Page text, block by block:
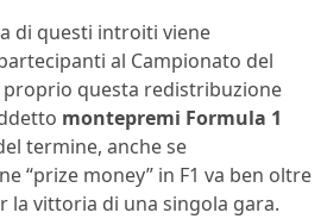
di questi introiti viene
al Campionato del
questa redistribuzione
montepremi Formula 1
termine, anche se
“prize money” in F1 va ben oltre
la vittoria di una singola gara.